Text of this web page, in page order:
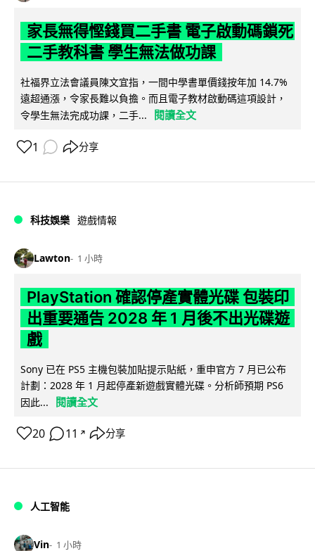
家長無得慳錢買二手書 電子啟動碼鎖死
二手教科書 學生無法做功課
社福界立法會議員陳文宜指，一間中學書單價錢按年加 14.7%
遠超通漲，令家長難以負擔。而且電子教材啟動碼這項設計，
令學生無法完成功課，二手...
閱讀全文
1 分享
科技娛樂 遊戲情報
Lawton 1 小時
PlayStation 確認停產實體光碟 包裝印
出重要通告 2028 年 1 月後不出光碟遊
戲
Sony 已在 PS5 主機包裝加貼提示貼紙，重申官方 7 月已公布
計劃：2028 年 1 月起停產新遊戲實體光碟。分析師預期 PS6
因此...
閱讀全文
20 11 ↗ 分享
人工智能
Vin 1 小時